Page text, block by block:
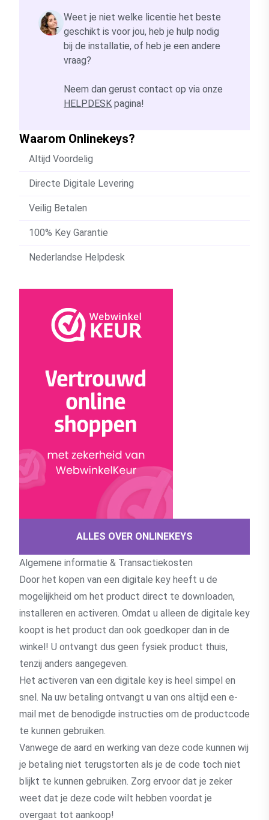
Weet je niet welke licentie het beste
geschikt is voor jou, heb je hulp nodig
bij de installatie, of heb je een andere
vraag?
Neem dan gerust contact op via onze
HELPDESK pagina!
Waarom Onlinekeys?
Altijd Voordelig
Directe Digitale Levering
Veilig Betalen
100% Key Garantie
Nederlandse Helpdesk
ALLES OVER ONLINEKEYS
Algemene informatie & Transactiekosten
Door het kopen van een digitale key heeft u de
mogelijkheid om het product direct te downloaden,
installeren en activeren. Omdat u alleen de digitale key
koopt is het product dan ook goedkoper dan in de
winkel! U ontvangt dus geen fysiek product thuis,
tenzij anders aangegeven.
Het activeren van een digitale key is heel simpel en
snel. Na uw betaling ontvangt u van ons altijd een e-
mail met de benodigde instructies om de productcode
te kunnen gebruiken.
Vanwege de aard en werking van deze code kunnen wij
je betaling niet terugstorten als je de code toch niet
blijkt te kunnen gebruiken. Zorg ervoor dat je zeker
weet dat je deze code wilt hebben voordat je
overgaat tot aankoop!